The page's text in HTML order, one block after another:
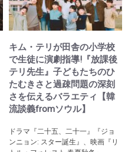
キム・テリが田舎の小学校
で生徒に演劇指導!『放課後
テリ先生』子どもたちのひ
たむきさと過疎問題の深刻
さを伝えるバラエティ【韓
流談義fromソウル】
ドラマ『二十五、二十一』『ジョ
ンニョン: スター誕生』、映画『リ